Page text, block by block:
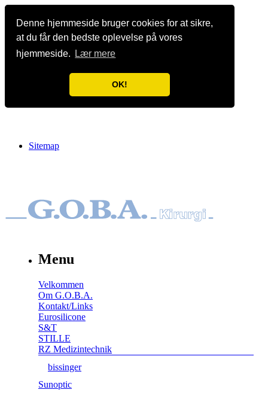
Denne hjemmeside bruger cookies for at sikre,
at du får den bedste oplevelse på vores
hjemmeside.
Lær mere
OK!
Sitemap
Menu
Velkommen
Om G.O.B.A.
Kontakt/Links
Eurosilicone
S&T
STILLE
RZ Medizintechnik
bissinger
Sunoptic